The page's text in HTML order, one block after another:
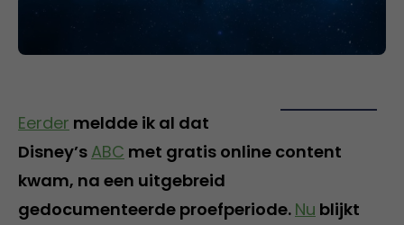
Eerder meldde ik al dat
Disney’s ABC met gratis online content
kwam, na een uitgebreid
gedocumenteerde proefperiode. Nu blijkt